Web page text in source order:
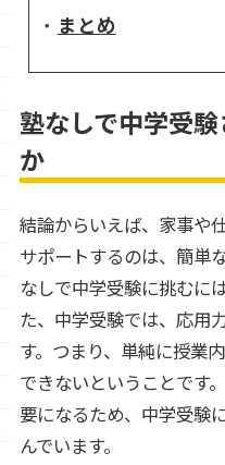
まとめ
塾なしで中学受
か
結論からいえば、家事や
サポートするのは、簡単
なしで中学受験に挑むに
た、中学受験では、応用
す。つまり、単純に授業
できないということです
要になるため、中学受験
んでいます。